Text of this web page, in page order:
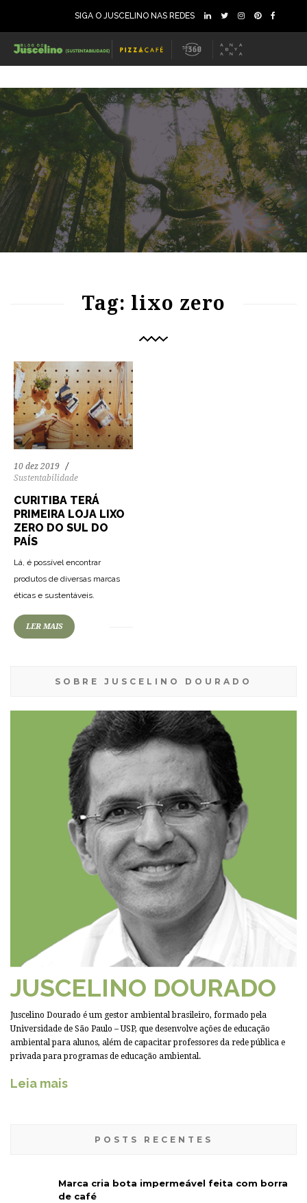
SIGA O JUSCELINO NAS REDES
Tag: lixo zero
10 dez 2019
Sustentabilidade
CURITIBA TERÁ
PRIMEIRA LOJA LIXO
ZERO DO SUL DO
PAÍS
Lá, é possível encontrar
produtos de diversas marcas
éticas e sustentáveis.
LER MAIS
SOBRE JUSCELINO DOURADO
JUSCELINO DOURADO
Juscelino Dourado é um gestor ambiental brasileiro, formado pela
Universidade de São Paulo – USP, que desenvolve ações de educação
ambiental para alunos, além de capacitar professores da rede pública e
privada para programas de educação ambiental.
Leia mais
POSTS RECENTES
Marca cria bota impermeável feita com borra
de café